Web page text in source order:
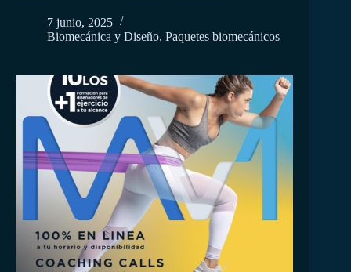
7 junio, 2025
Biomecánica y Diseño, Paquetes biomecánicos